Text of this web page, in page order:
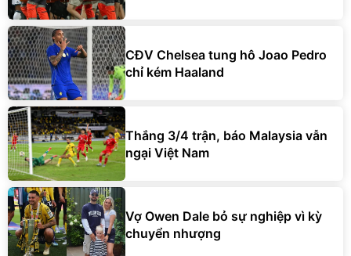
CĐV Chelsea tung hô Joao Pedro
chỉ kém Haaland
Thắng 3/4 trận, báo Malaysia vẫn
ngại Việt Nam
Vợ Owen Dale bỏ sự nghiệp vì kỳ
chuyển nhượng